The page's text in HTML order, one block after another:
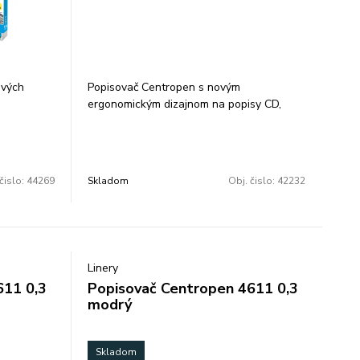
PET,
44269
Popisovač Centropen s novým
ergonomickým dizajnom na popisy CD,
Skladom Obj. čislo: 42232
0,3
Linery
Popisovač Centropen 4611 0,3
modrý
Skladom